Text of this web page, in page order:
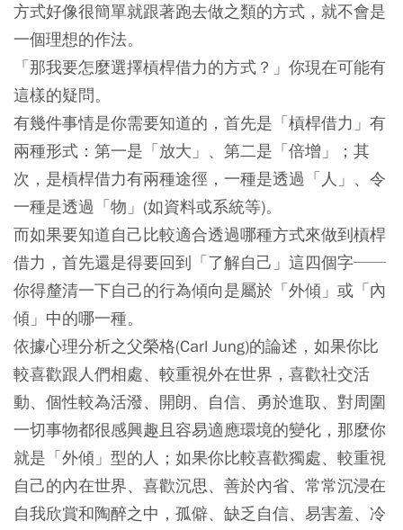
方式好像很簡單就跟著跑去做之類的方式，就不會是
一個理想的作法。
「那我要怎麼選擇槓桿借力的方式？」你現在可能有
這樣的疑問。
有幾件事情是你需要知道的，首先是「槓桿借力」有
兩種形式：第一是「放大」、第二是「倍增」；其
次，是槓桿借力有兩種途徑，一種是透過「人」、令
一種是透過「物」(如資料或系統等)。
而如果要知道自己比較適合透過哪種方式來做到槓桿
借力，首先還是得要回到「了解自己」這四個字──
你得釐清一下自己的行為傾向是屬於「外傾」或「內
傾」中的哪一種。
依據心理分析之父榮格(Carl Jung)的論述，如果你比
較喜歡跟人們相處、較重視外在世界，喜歡社交活
動、個性較為活潑、開朗、自信、勇於進取、對周圍
一切事物都很感興趣且容易適應環境的變化，那麼你
就是「外傾」型的人；如果你比較喜歡獨處、較重視
自己的內在世界、喜歡沉思、善於內省、常常沉浸在
自我欣賞和陶醉之中，孤僻、缺乏自信、易害羞、冷